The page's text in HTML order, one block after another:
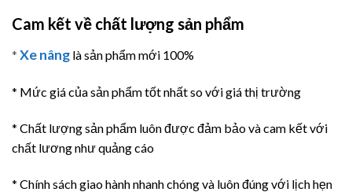
Cam kết về chất lượng sản phẩm
* Xe nâng là sản phẩm mới 100%
* Mức giá của sản phẩm tốt nhất so với giá thị trường
* Chất lượng sản phẩm luôn được đảm bảo và cam kết với
chất lương như quảng cáo
* Chính sách giao hành nhanh chóng và luôn đúng với lịch hẹn